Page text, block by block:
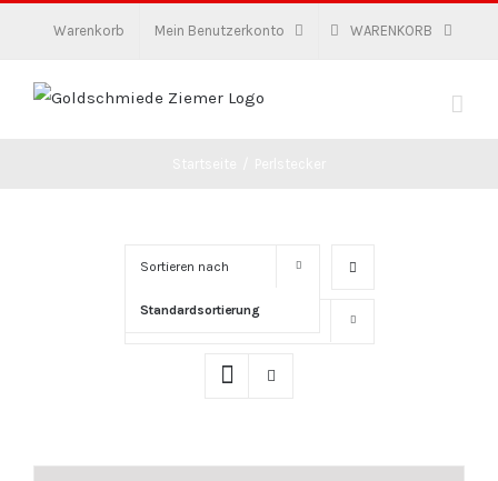
Warenkorb Mein Benutzerkonto WARENKORB
Sortieren nach
Standardsortierung